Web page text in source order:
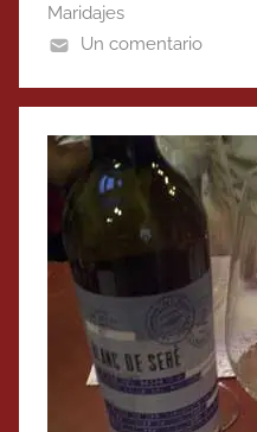
Maridajes
Un comentario